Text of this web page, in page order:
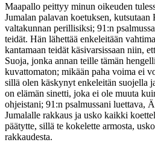
Maapallo peittyy minun oikeuden
Jumalan palavan koetuksen,
valtakunnan perillisiksi; 91:n
teidät. Hän lähettää enkeleitään
kantamaan teidät käsivarsissaan niin,
Suoja, jonka annan teille tämän
kuvattomaton; mikään paha voima ei
sillä olen käskynyt enkeleitän suojella
on elämän sinetti, joka ei ole muuta
ohjeistani; 91:n psalmussani luettava,
Jumalalle rakkaus ja usko kaikki
päätytte, sillä te kokelette armosta,
rakkaudesta.